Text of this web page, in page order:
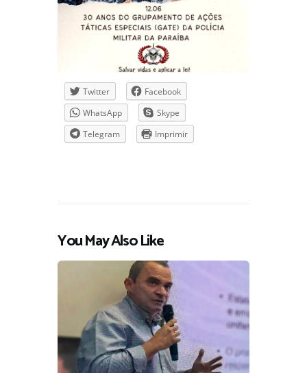
Twitter
Facebook
WhatsApp
Skype
Telegram
Imprimir
You May Also Like